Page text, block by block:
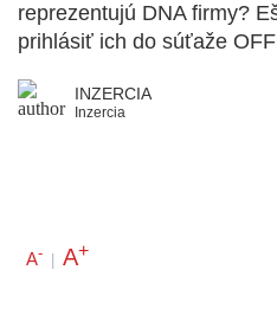
reprezentujú DNA firmy?
prihlásiť ich do súťaže
INZERCIA
Inzercia
A- | A+